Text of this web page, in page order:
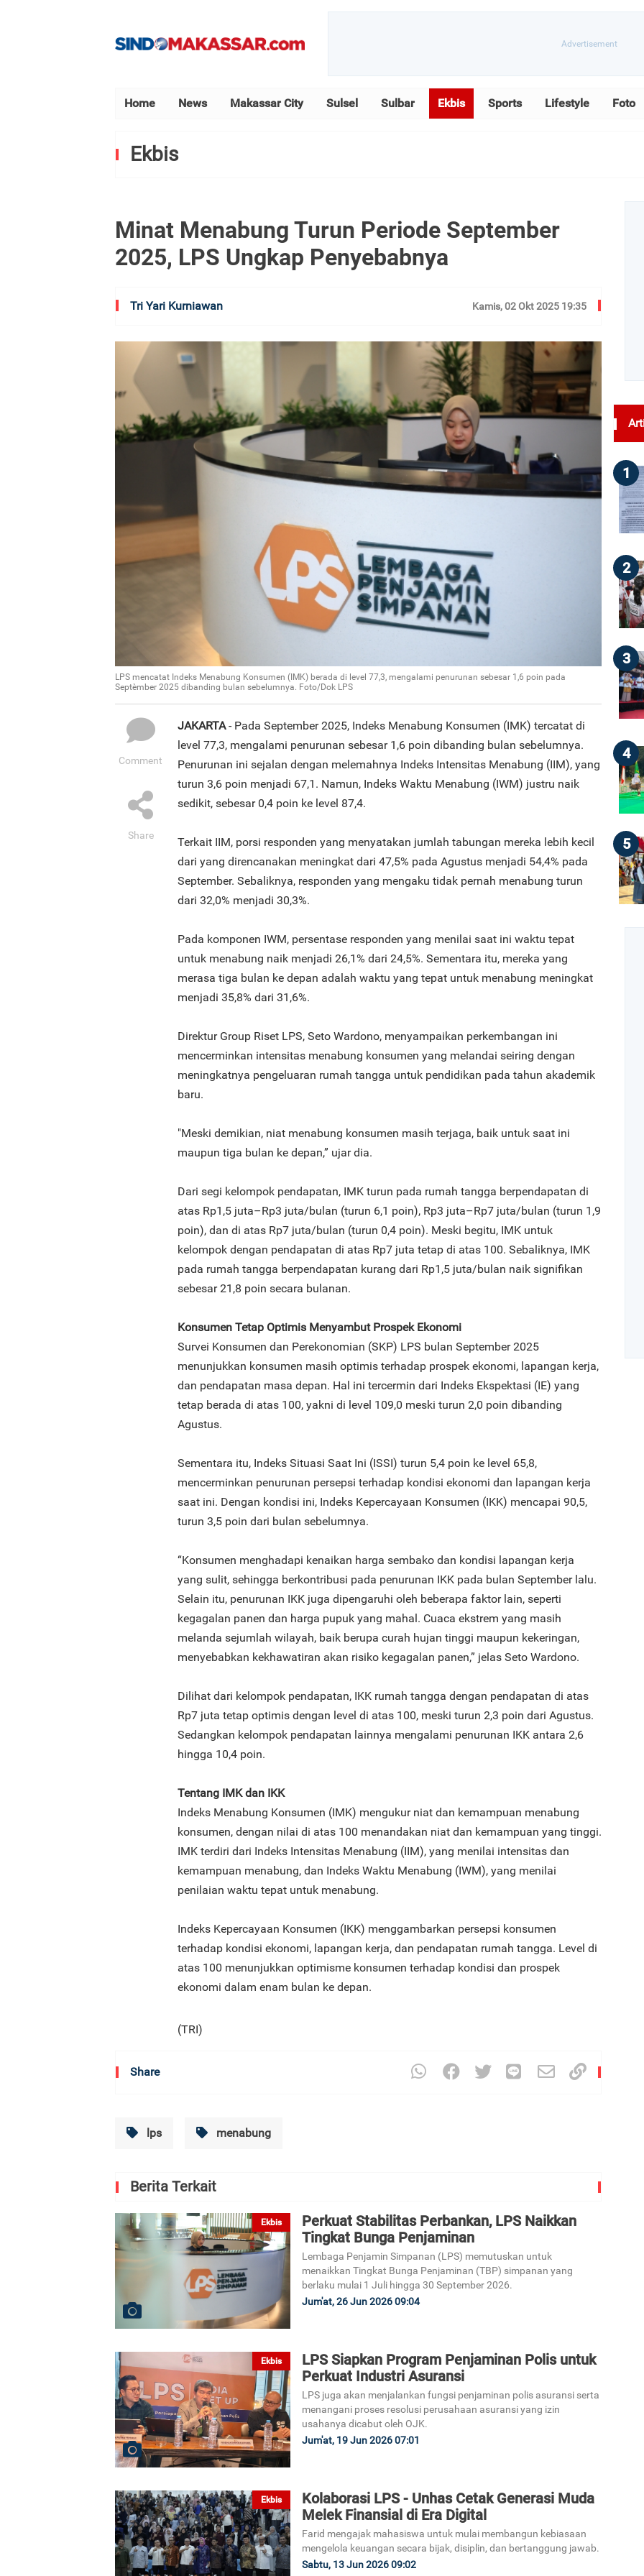
Home News Makassar City Sulsel Sulbar Ekbis Sports Lifestyle Foto
Ekbis
Minat Menabung Turun Periode September
2025, LPS Ungkap Penyebabnya
Tri Yari Kurniawan Kamis, 02 Okt 2025 19:35
LPS mencatat Indeks Menabung Konsumen (IMK) berada di level 77,3, mengalami penurunan sebesar 1,6 poin pada
Septèmber 2025 dibanding bulan sebelumnya. Foto/Dok LPS
Comment
Share
JAKARTA- Pada September 2025, Indeks Menabung Konsumen (IMK) tercatat di
level 77,3, mengalami penurunan sebesar 1,6 poin dibanding bulan sebelumnya.
Penurunan ini sejalan dengan melemahnya Indeks Intensitas Menabung (IIM), yang
turun 3,6 poin menjadi 67,1. Namun, Indeks Waktu Menabung (IWM) justru naik
sedikit, sebesar 0,4 poin ke level 87,4.
Terkait IIM, porsi responden yang menyatakan jumlah tabungan mereka lebih kecil
dari yang direncanakan meningkat dari 47,5% pada Agustus menjadi 54,4% pada
September. Sebaliknya, responden yang mengaku tidak pernah menabung turun
dari 32,0% menjadi 30,3%.
Pada komponen IWM, persentase responden yang menilai saat ini waktu tepat
untuk menabung naik menjadi 26,1% dari 24,5%. Sementara itu, mereka yang
merasa tiga bulan ke depan adalah waktu yang tepat untuk menabung meningkat
menjadi 35,8% dari 31,6%.
Direktur Group Riset LPS, Seto Wardono, menyampaikan perkembangan ini
mencerminkan intensitas menabung konsumen yang melandai seiring dengan
meningkatnya pengeluaran rumah tangga untuk pendidikan pada tahun akademik
baru.
"Meski demikian, niat menabung konsumen masih terjaga, baik untuk saat ini
maupun tiga bulan ke depan,” ujar dia.
Dari segi kelompok pendapatan, IMK turun pada rumah tangga berpendapatan di
atas Rp1,5 juta–Rp3 juta/bulan (turun 6,1 poin), Rp3 juta–Rp7 juta/bulan (turun 1,9
poin), dan di atas Rp7 juta/bulan (turun 0,4 poin). Meski begitu, IMK untuk
kelompok dengan pendapatan di atas Rp7 juta tetap di atas 100. Sebaliknya, IMK
pada rumah tangga berpendapatan kurang dari Rp1,5 juta/bulan naik signifikan
sebesar 21,8 poin secara bulanan.
Konsumen Tetap Optimis Menyambut Prospek Ekonomi
Survei Konsumen dan Perekonomian (SKP) LPS bulan September 2025
menunjukkan konsumen masih optimis terhadap prospek ekonomi, lapangan kerja,
dan pendapatan masa depan. Hal ini tercermin dari Indeks Ekspektasi (IE) yang
tetap berada di atas 100, yakni di level 109,0 meski turun 2,0 poin dibanding
Agustus.
Sementara itu, Indeks Situasi Saat Ini (ISSI) turun 5,4 poin ke level 65,8,
mencerminkan penurunan persepsi terhadap kondisi ekonomi dan lapangan kerja
saat ini. Dengan kondisi ini, Indeks Kepercayaan Konsumen (IKK) mencapai 90,5,
turun 3,5 poin dari bulan sebelumnya.
“Konsumen menghadapi kenaikan harga sembako dan kondisi lapangan kerja
yang sulit, sehingga berkontribusi pada penurunan IKK pada bulan September lalu.
Selain itu, penurunan IKK juga dipengaruhi oleh beberapa faktor lain, seperti
kegagalan panen dan harga pupuk yang mahal. Cuaca ekstrem yang masih
melanda sejumlah wilayah, baik berupa curah hujan tinggi maupun kekeringan,
menyebabkan kekhawatiran akan risiko kegagalan panen,” jelas Seto Wardono.
Dilihat dari kelompok pendapatan, IKK rumah tangga dengan pendapatan di atas
Rp7 juta tetap optimis dengan level di atas 100, meski turun 2,3 poin dari Agustus.
Sedangkan kelompok pendapatan lainnya mengalami penurunan IKK antara 2,6
hingga 10,4 poin.
Tentang IMK dan IKK
Indeks Menabung Konsumen (IMK) mengukur niat dan kemampuan menabung
konsumen, dengan nilai di atas 100 menandakan niat dan kemampuan yang tinggi.
IMK terdiri dari Indeks Intensitas Menabung (IIM), yang menilai intensitas dan
kemampuan menabung, dan Indeks Waktu Menabung (IWM), yang menilai
penilaian waktu tepat untuk menabung.
Indeks Kepercayaan Konsumen (IKK) menggambarkan persepsi konsumen
terhadap kondisi ekonomi, lapangan kerja, dan pendapatan rumah tangga. Level di
atas 100 menunjukkan optimisme konsumen terhadap kondisi dan prospek
ekonomi dalam enam bulan ke depan.
(TRI)
Share
lps menabung
Berita Terkait
Ekbis
Perkuat Stabilitas Perbankan, LPS Naikkan
Tingkat Bunga Penjaminan
Lembaga Penjamin Simpanan (LPS) memutuskan untuk
menaikkan Tingkat Bunga Penjaminan (TBP) simpanan yang
berlaku mulai 1 Juli hingga 30 September 2026.
Jum'at, 26 Jun 2026 09:04
Ekbis
LPS Siapkan Program Penjaminan Polis untuk
Perkuat Industri Asuransi
LPS juga akan menjalankan fungsi penjaminan polis asuransi serta
menangani proses resolusi perusahaan asuransi yang izin
usahanya dicabut oleh OJK.
Jum'at, 19 Jun 2026 07:01
Ekbis
Kolaborasi LPS - Unhas Cetak Generasi Muda
Melek Finansial di Era Digital
Farid mengajak mahasiswa untuk mulai membangun kebiasaan
mengelola keuangan secara bijak, disiplin, dan bertanggung jawab.
Sabtu, 13 Jun 2026 09:02
1
2
3
4
5